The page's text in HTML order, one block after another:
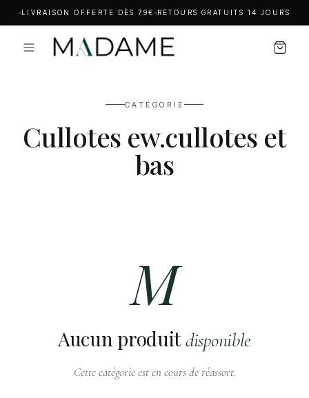
LIVRAISON OFFERTE DÈS 79€ RETOURS GRATUITS 14 JOURS
CATÉGORIE
Cullotes ew.cullotes et
bas
M
Aucun produitdisponible
Cette catégorie est en cours de réassort.